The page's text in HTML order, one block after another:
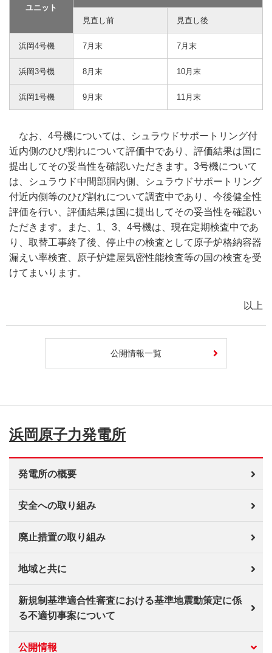
ユニット
見直し前 見直し後
浜岡4号機 7月末 7月末
浜岡3号機 8月末 10月末
浜岡1号機 9月末 11月末
なお、4号機については、シュラウドサポートリング付
近内側のひび割れについて評価中であり、評価結果は国に
提出してその妥当性を確認いただきます。3号機について
は、シュラウド中間部胴内側、シュラウドサポートリング
付近内側等のひび割れについて調査中であり、今後健全性
評価を行い、評価結果は国に提出してその妥当性を確認い
ただきます。また、1、3、4号機は、現在定期検査中であ
り、取替工事終了後、停止中の検査として原子炉格納容器
漏えい率検査、原子炉建屋気密性能検査等の国の検査を受
けてまいります。
以上
公開情報一覧
浜岡原子力発電所
発電所の概要
安全への取り組み
廃止措置の取り組み
地域と共に
新規制基準適合性審査における基準地震動策定に係
る不適切事案について
公開情報